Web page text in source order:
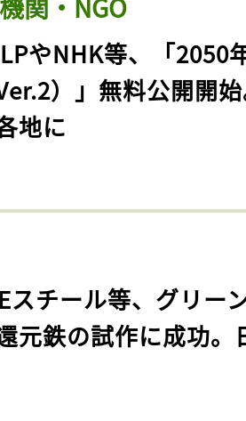
やNHK等、「2050
）」無料公開開
地に
スチール等、グリー
元鉄の試作に成功。